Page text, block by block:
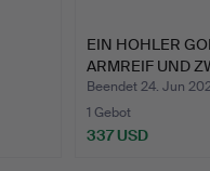
EIN HOHLER
ARMREIF UND
BROSCHEN.
Beendet 24. Jun
1 Gebot
337 USD